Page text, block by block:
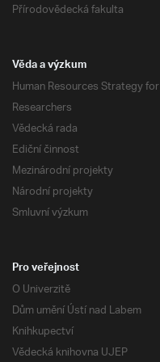
Přírodovědecká fakulta
Věda a výzkum
Human Resources Strategy for
Researchers
Vědecká rada
Ediční činnost
Mezinárodní projekty
Národní projekty
Smluvní výzkum
Pro veřejnost
O Univerzitě
Dům umění Ústí nad Labem
Knihkupectví
Vědecká knihovna UJEP